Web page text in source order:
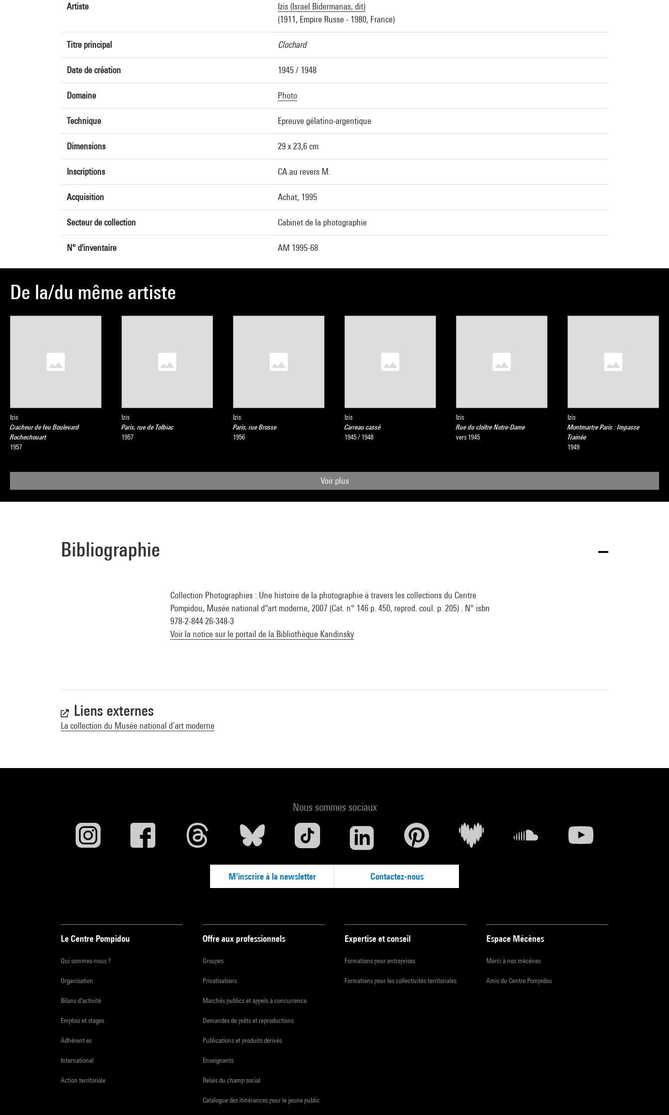
Artiste
Izis (Israel Bidermanas, dit)
(1911, Empire Russe - 1980, France)
Titre principal Clochard
Date de création 1945 / 1948
Domaine Photo
Technique Epreuve gélatino-argentique
Dimensions 29 x 23,6 cm
Inscriptions CA.au revers M.
Acquisition Achat, 1995
Secteur de collection Cabinet de la photographie
N° d'inventaire AM 1995-68
De la/du même artiste
Izis
Cracheur de feu Boulevard
Rochechouart
1957
Izis
Paris, rue de Tolbiac
1957
Izis
Paris, rue Brosse
1956
Izis
Carreau cassé
1945 / 1948
Izis
Rue du cloître Notre-Dame
vers 1945
Izis
Montmartre Paris : Impasse
Trainée
1949
Voir plus
Bibliographie
Collection Photographies : Une histoire de la photographie à travers les collections du Centre
Pompidou, Musée national d''art moderne, 2007 (Cat. n° 146 p. 450, reprod. coul. p. 205) . N° isbn
978-2-844 26-348-3
Voir la notice sur le portail de la Bibliothèque Kandinsky
Liens externes
La collection du Musée national d’art moderne
Nous sommes sociaux
M'inscrire à la newsletter Contactez-nous
Le Centre Pompidou
Qui sommes-nous ?
Organisation
Bilans d'activité
Emplois et stages
Adhérent·es
International
Action territoriale
Offre aux professionnels
Groupes
Privatisations
Marchés publics et appels à concurrence
Demandes de prêts et reproductions
Publications et produits dérivés
Enseignants
Relais du champ social
Catalogue des itinérances pour le jeune public
Expertise et conseil
Formations pour entreprises
Formations pour les collectivités territoriales
Espace Mécènes
Merci à nos mécènes
Amis du Centre Pompidou